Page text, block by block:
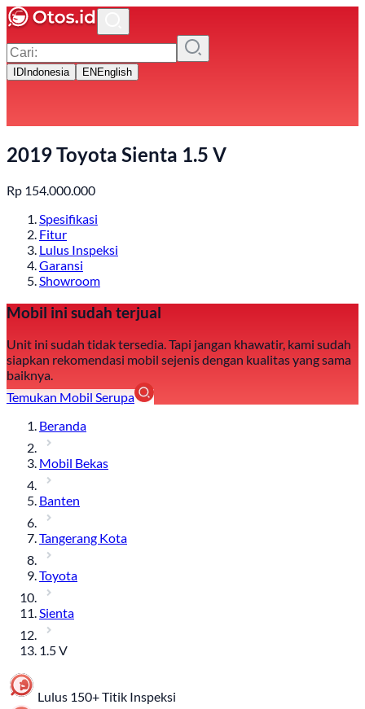
ID Indonesia EN English
2019 Toyota Sienta 1.5 V
Rp 154.000.000
Spesifikasi
Fitur
Lulus Inspeksi
Garansi
Showroom
Mobil ini sudah terjual
Unit ini sudah tidak tersedia. Tapi jangan khawatir, kami sudah
siapkan rekomendasi mobil sejenis dengan kualitas yang sama
baiknya.
Temukan Mobil Serupa
Beranda
Mobil Bekas
Banten
Tangerang Kota
Toyota
Sienta
1.5 V
Lulus 150+ Titik Inspeksi